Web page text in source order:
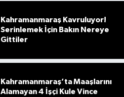
Kahramanmaraş Kavruluyor!
Serinlemek İçin Bakın Nereye
Gittiler
Kahramanmaraş’ta Maaşlarını
Alamayan 4 İşçi Kule Vince